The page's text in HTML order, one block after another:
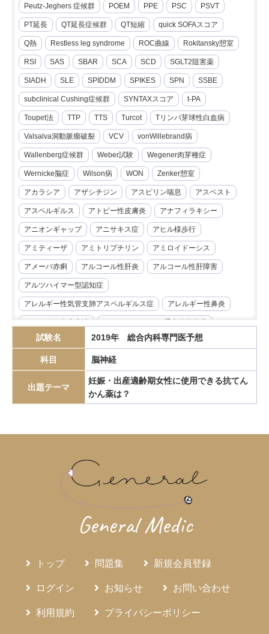
Peutz-Jeghers 症候群 POEM PPE PSC PSVT
PT延長 QT延長症候群 QT短縮 quick SOFAスコア
Q熱 Restless leg syndrome ROC曲線 Rokitansky憩室
RSI SAS SBAR SCA SCD SGLT2阻害薬
SIADH SLE SPIDDM SPIKES SPN SSBE
subclinical Cushing症候群 SYNTAXスコア t-PA
Toupet法 TTP TTS Turcot Tリンパ芽球性白血病
Valsalva洞動脈瘤破裂 VCV vonWillebrand病
Wallenberg症候群 Weber試験 Wegener肉芽種症
Wernicke脳症 Wilson病 WON Zenker憩室
アカラシア アザシチジン アスピリン喘息 アスベスト
アスペルギルス アトピー性皮膚炎 アナフィラキシー
アニオンギャップ アニサキス症 アヒル様歩行
アミティーザ アミトリプチリン アミロイドーシス
アメーバ赤痢 アルコール性肝炎 アルコール性肝障害
アルツハイマー型認知症
アレルギー性気管支肺アスペルギルス症 アレルギー性鼻炎
イマチニブ インスリノーマ インピーダンス試験
インフリキシマブ エクリズマブ
エリスロポエチン エルシニア腸炎
エロビキシバット
カリウムチャネル競合型胃酸抑制薬 カルチノイド
がん疼痛 がん薬物療法
ギランバレー症候群
クラミジア グラム染色
グラム陰性双球菌 クリプトスポリジウム症 グレリン
コレシストキニン コレステロール塞栓症
コレステロール結石 サルコイドーシス サルコペニア
ジクロロプロパン
試験名 2019年 総合内科専門医予想
科目 脳神経
出題テーマ
妊娠・出産適齢期女性に使用できる抗てん
かん薬は？
General Medic
トップ 問題集 新規会員登録
ログイン お知らせ お問い合わせ
利用規約 プライバシーポリシー